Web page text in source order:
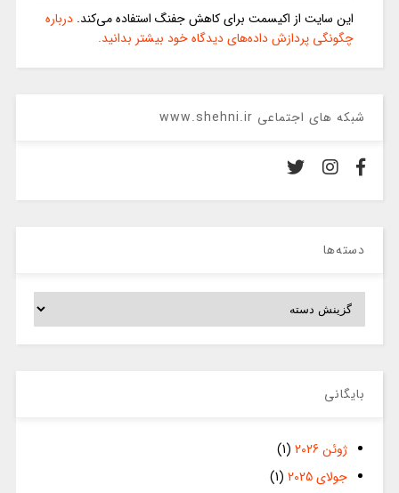
این سایت از اکیسمت برای کاهش جفنگ استفاده می‌کند. درباره
چگونگی پردازش داده‌های دیدگاه خود بیشتر بدانید.
شبکه های اجتماعی www.shehni.ir
دسته‌ها
دسته‌ها
بایگانی
ژوئن 2026
(1)
جولای 2025
(1)